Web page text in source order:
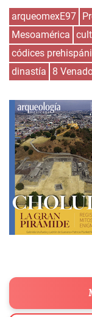
arqueomexE97
Mesoamérica
códices
dinastía
8